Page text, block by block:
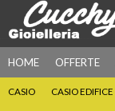
HOME OFFERTE
CASIO CASIO EDIFICE